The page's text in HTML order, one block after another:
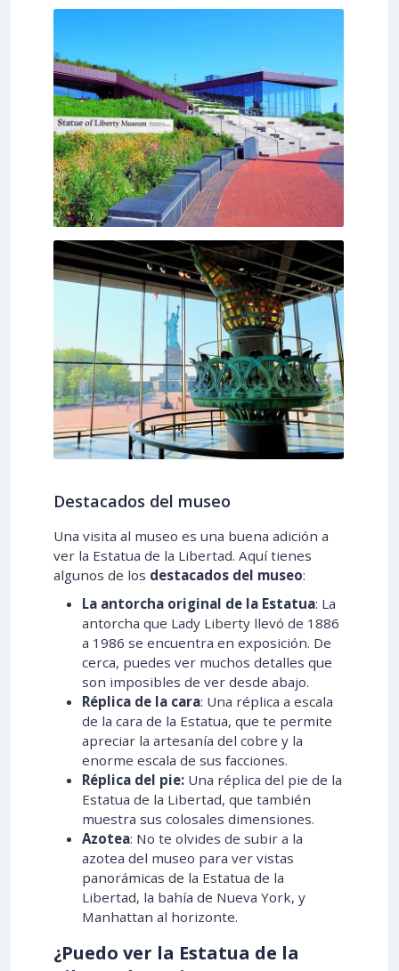
Destacados del museo
Una visita al museo es una buena adición a
ver la Estatua de la Libertad. Aquí tienes
algunos de los destacados del museo:
La antorcha original de la Estatua: La
antorcha que Lady Liberty llevó de 1886
a 1986 se encuentra en exposición. De
cerca, puedes ver muchos detalles que
son imposibles de ver desde abajo.
Réplica de la cara: Una réplica a escala
de la cara de la Estatua, que te permite
apreciar la artesanía del cobre y la
enorme escala de sus facciones.
Réplica del pie: Una réplica del pie de la
Estatua de la Libertad, que también
muestra sus colosales dimensiones.
Azotea: No te olvides de subir a la
azotea del museo para ver vistas
panorámicas de la Estatua de la
Libertad, la bahía de Nueva York, y
Manhattan al horizonte.
¿Puedo ver la Estatua de la